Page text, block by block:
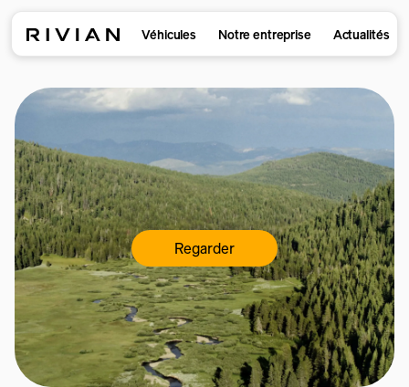
Véhicules Notre entreprise Actualités
Regarder